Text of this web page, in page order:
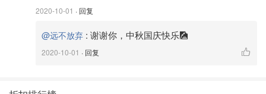
2020-10-01 · 回复
@远不放弃 : 谢谢你，中秋国庆快乐🎑
2020-10-01 · 回复